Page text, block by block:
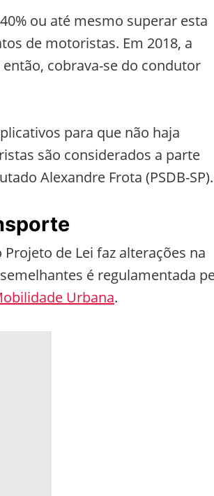
ou até mesmo superar esta
de motoristas. Em 2018, a
cobrava-se do condutor
para que não haja
são considerados a parte
Alexandre Frota (PSDB-SP).
de Lei faz alterações na
é regulamentada
Urbana.